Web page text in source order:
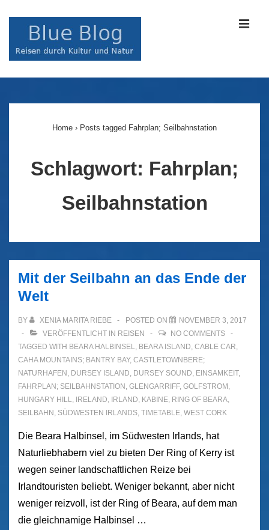
Navigation
Home › Posts tagged Fahrplan; Seilbahnstation
Schlagwort: Fahrplan;
Seilbahnstation
Mit der Seilbahn an das Ende der
Welt
BY XENIA MARITA RIEBE POSTED ON
NOVEMBER 3, 2017
VERÖFFENTLICHT IN REISEN
NO COMMENTS
TAGGED WITH BEARA HALBINSEL, BEARA ISLAND, CABLE CAR,
CAHA MOUNTAINS; BANTRY BAY, CASTLETOWNBERE;
NATURHAFEN , DURSEY ISLAND, DURSEY SOUND, EINSAMKEIT,
FAHRPLAN; SEILBAHNSTATION , GLENGARRIFF, GOLFSTROM ,
HUNGARY HILL, IRELAND, IRLAND, KABINE, RING OF BEARA,
SEILBAHN , SÜDWESTEN IRLANDS, TIMETABLE, WEST CORK
Die Beara Halbinsel, im Südwesten Irlands, hat
Naturliebhabern viel zu bieten Der Ring of Kerry ist
wegen seiner landschaftlichen Reize bei
Irlandtouristen beliebt. Weniger bekannt, aber nicht
weniger reizvoll, ist der Ring of Beara, auf dem man
die gleichnamige Halbinsel …